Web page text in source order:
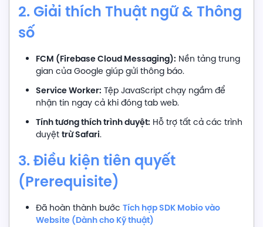
2. Giải thích Thuật ngữ & Thông
số
FCM (Firebase Cloud Messaging): Nền tảng trung
gian của Google giúp gửi thông báo.
Service Worker: Tệp JavaScript chạy ngầm để
nhận tin ngay cả khi đóng tab web.
Tính tương thích trình duyệt: Hỗ trợ tất cả các trình
duyệttrừ Safari.
3. Điều kiện tiên quyết
(Prerequisite)
Đã hoàn thành bước Tích hợp SDK Mobio vào
Website (Dành cho Kỹ thuật)